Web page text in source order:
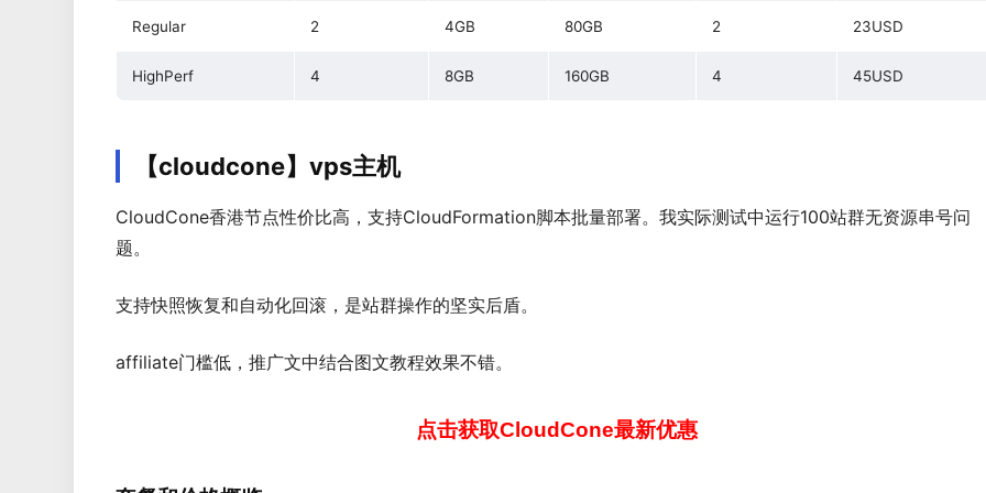
Regular 2 4GB 80GB 2 23USD
HighPerf 4 8GB 160GB 4 45USD
【cloudcone】vps主机
CloudCone香港节点性价比高，支持CloudFormation脚本批量部署。我实际测试中运行100站群无资源串号问
题。
支持快照恢复和自动化回滚，是站群操作的坚实后盾。
affiliate门槛低，推广文中结合图文教程效果不错。
点击获取CloudCone最新优惠